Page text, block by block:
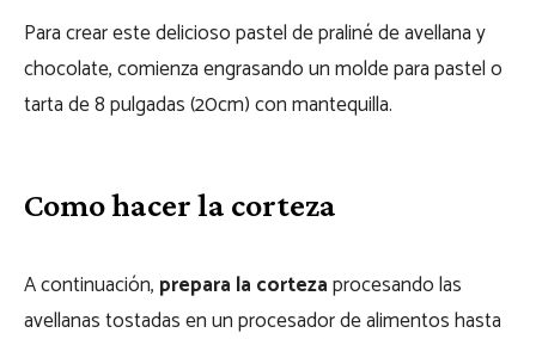
Para crear este delicioso pastel de praliné de avellana y
chocolate, comienza engrasando un molde para pastel o
tarta de 8 pulgadas (20cm) con mantequilla.
Como hacer la corteza
A continuación, prepara la cortezaprocesando las
avellanas tostadas en un procesador de alimentos hasta